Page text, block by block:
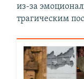
из-за
трагическим